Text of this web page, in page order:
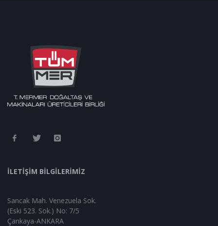
İLETİŞİM BİLGİLERİMİZ
Sancak Mah. Venezuela Sok.
(Eski 523. Sok.) No: 7/5
Çankaya-ANKARA